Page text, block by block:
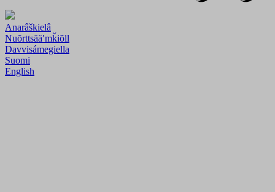
Anarâškielâ
Nuõrttsääʹmǩiõll
Davvisámegiella
Suomi
English